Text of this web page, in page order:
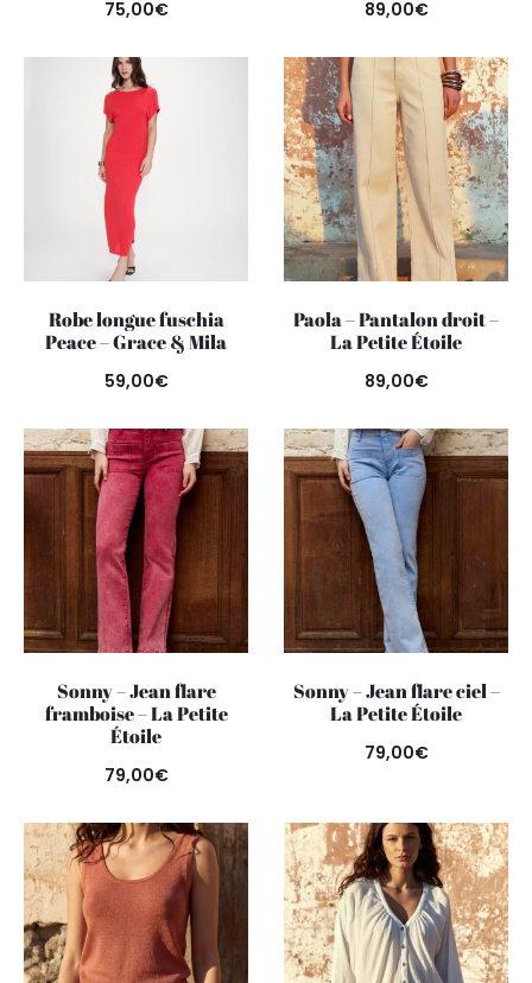
75,00€ 89,00€
Robe longue fuschia
Peace – Grace & Mila
59,00€
Paola – Pantalon droit –
La Petite Étoile
89,00€
Sonny – Jean flare
framboise – La Petite
Étoile
79,00€
Sonny – Jean flare ciel –
La Petite Étoile
79,00€